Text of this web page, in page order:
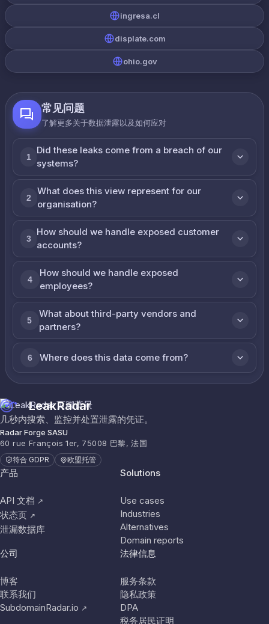
ingresa.cl
displate.com
ohio.gov
常见问题
了解更多关于数据泄露以及如何应对
1
Did these leaks come from a breach of our
systems?
2
What does this view represent for our
organisation?
3
How should we handle exposed customer
accounts?
4
How should we handle exposed
employees?
5
What about third-party vendors and
partners?
6 Where does this data come from?
LeakRadar
几秒内搜索、监控并处置泄露的凭证。
Radar Forge SASU
60 rue François 1er, 75008 巴黎, 法国
符合 GDPR 欧盟托管
产品
API 文档 ↗
状态页 ↗
泄漏数据库
Solutions
Use cases
Industries
Alternatives
Domain reports
公司
博客
联系我们
SubdomainRadar.io ↗
法律信息
服务条款
隐私政策
DPA
税务居民证明